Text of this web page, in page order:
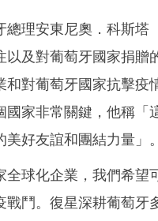
總理安東尼奧．科斯
及對葡萄牙國家捐贈
對葡萄牙國家抗擊疫
家非常關鍵，他稱「
好友誼和團結力量」。
球化企業，我們希望
鬥。復星深耕葡萄牙